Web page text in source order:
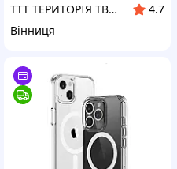
ТТТ ТЕРИТОРІЯ ТВОЄЇ ТЕХНІКИ
4.7
Вінниця